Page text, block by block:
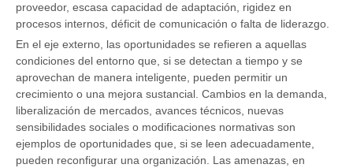
proveedor, escasa capacidad de adaptación, rigidez en
procesos internos, déficit de comunicación o falta de liderazgo.
En el eje externo, las oportunidades se refieren a aquellas
condiciones del entorno que, si se detectan a tiempo y se
aprovechan de manera inteligente, pueden permitir un
crecimiento o una mejora sustancial. Cambios en la demanda,
liberalización de mercados, avances técnicos, nuevas
sensibilidades sociales o modificaciones normativas son
ejemplos de oportunidades que, si se leen adecuadamente,
pueden reconfigurar una organización. Las amenazas, en